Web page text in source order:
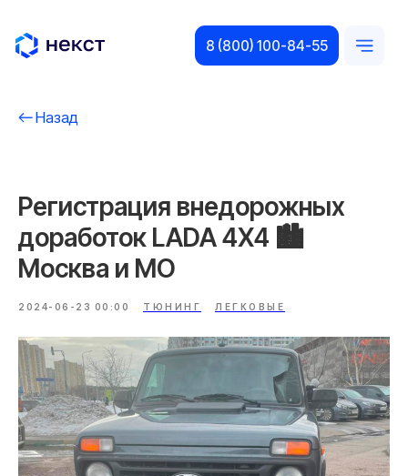
8 (800) 100-84-55
Регистрация внедорожных
доработок LADA 4Х4 🏙️
Москва и МO
2024-06-23 00:00 ТЮНИНГ ЛЕГКОВЫЕ